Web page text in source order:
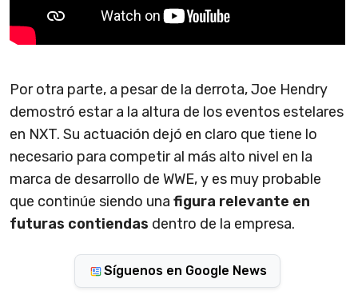
Por otra parte, a pesar de la derrota, Joe Hendry
demostró estar a la altura de los eventos estelares
en NXT. Su actuación dejó en claro que tiene lo
necesario para competir al más alto nivel en la
marca de desarrollo de WWE, y es muy probable
que continúe siendo una figura relevante en
futuras contiendas dentro de la empresa.
Síguenos en Google News